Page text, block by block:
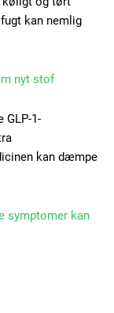
kan nemlig
nyt stof
GLP-1-
kan dæmpe
symptomer kan